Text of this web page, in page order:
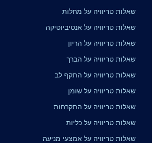
שאלות טריוויה על מחלות
שאלות טריוויה על אנטיביוטיקה
שאלות טריוויה על הריון
שאלות טריוויה על הברך
שאלות טריוויה על התקף לב
שאלות טריוויה על שומן
שאלות טריוויה על התקרחות
שאלות טריוויה על כליות
שאלות טריוויה על אמצעי מניעה